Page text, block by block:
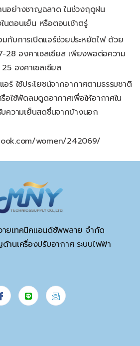
นอย่างชาญฉลาด ในช่วงฤดูฝน
ตอนเย็น หรือตอนเช้าตรู่
กับการเปิดแอร์ช่วยประหยัดไฟ ด้วย
28 องศาเซลเซียส เพียงพอต่อความ
องศาเซลเซียส
ร์ ใช้ประโยชน์จากอากาศตามธรรมชาติ
อใช้พัดลมดูดอากาศเพื่อให้อากาศใน
บความเย็นสดชื่นจากข้างนอก
women/242069/
ายเทคนิคแอนด์ซัพพลาย จำกัด
ด้านเครื่องปรับอากาศ ระบบไฟฟ้า